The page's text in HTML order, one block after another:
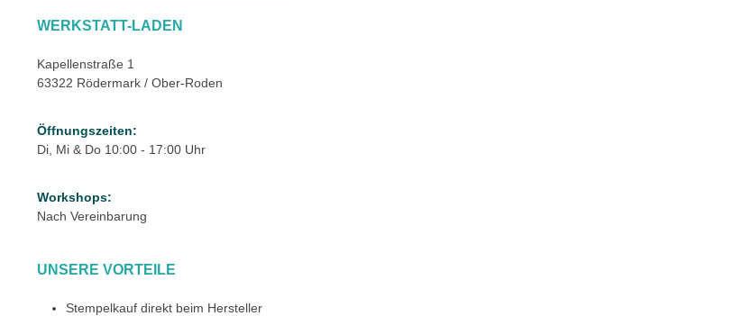
WERKSTATT-LADEN
Kapellenstraße 1
63322 Rödermark / Ober-Roden
Öffnungszeiten:
Di, Mi & Do 10:00 - 17:00 Uhr
Workshops:
Nach Vereinbarung
UNSERE VORTEILE
Stempelkauf direkt beim Hersteller